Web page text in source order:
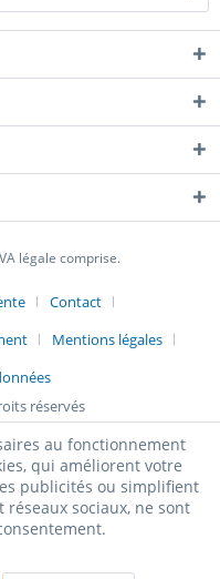
légale comprise.
Contact
Mentions légales
réservés
au fonctionnement
qui améliorent votre
publicités ou simplifient
sociaux, ne sont